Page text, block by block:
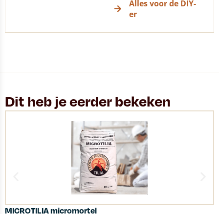
Alles voor de DIY-
er
Dit heb je eerder bekeken
MICROTILIA micromortel